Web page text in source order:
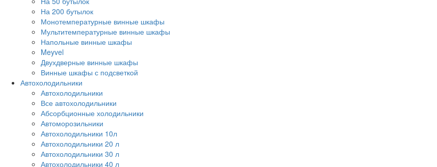
На 200 бутылок
Монотемпературные винные шкафы
Мультитемпературные винные шкафы
Напольные винные шкафы
Meyvel
Двухдверные винные шкафы
Винные шкафы с подсветкой
Автохолодильники
Автохолодильники
Все автохолодильники
Абсорбционные холодильники
Автоморозильники
Автохолодильники 10л
Автохолодильники 20 л
Автохолодильники 30 л
Автохолодильники 40 л